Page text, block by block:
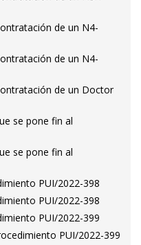
de un N4-
de un N4-
de un Doctor
se pone fin al
se pone fin al
PUI/2022-398
PUI/2022-398
PUI/2022-399
PUI/2022-399